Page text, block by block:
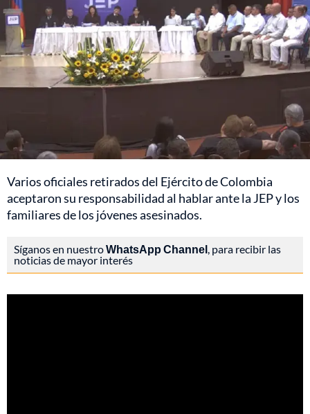
Varios oficiales retirados del Ejército de Colombia
aceptaron su responsabilidad al hablar ante la JEP y los
familiares de los jóvenes asesinados.
Síganos en nuestroWhatsApp Channel, para recibir las
noticias de mayor interés